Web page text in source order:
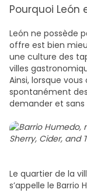
Pourquoi
León ne possède
offre est bien
une culture des
villes
Ainsi, lorsque
spontanément
demander et
Le quartier de la
s’appelle le Barrio